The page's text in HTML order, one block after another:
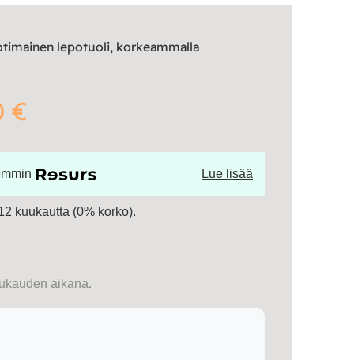
lepotuoli, korkeammalla
€
Lue lisää
kuukautta (0% korko).
aikana.